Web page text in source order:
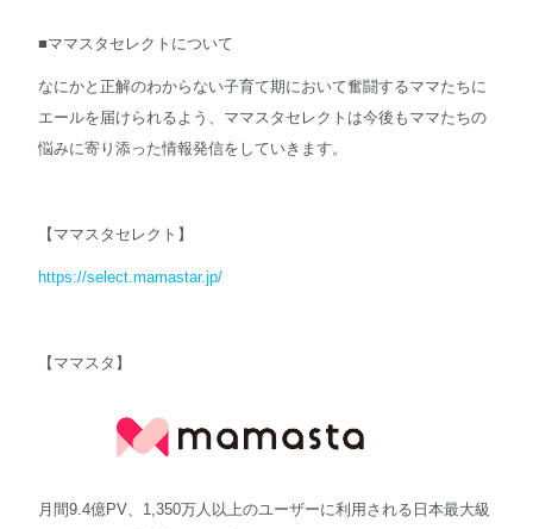
■ママスタセレクトについて
なにかと正解のわからない子育て期において奮闘するママたちに
エールを届けられるよう、ママスタセレクトは今後もママたちの
悩みに寄り添った情報発信をしていきます。
【ママスタセレクト】
https://select.mamastar.jp/
【ママスタ】
月間9.4億PV、1,350万人以上のユーザーに利用される日本最大級